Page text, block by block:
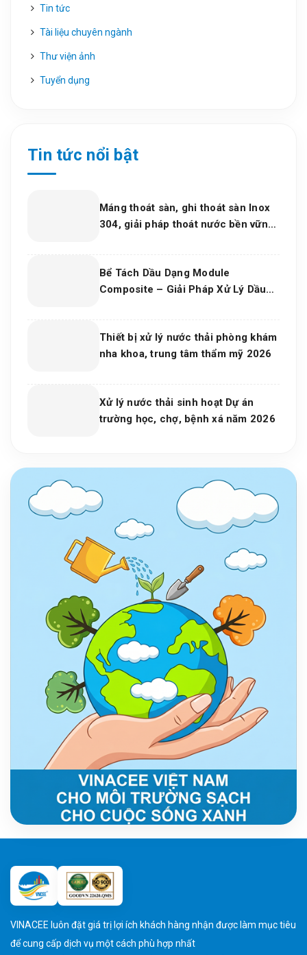
Tin tức
Tài liệu chuyên ngành
Thư viện ảnh
Tuyển dụng
Tin tức nổi bật
Máng thoát sàn, ghi thoát sàn Inox
304, giải pháp thoát nước bền vững
Bể Tách Dầu Dạng Module
Composite – Giải Pháp Xử Lý Dầu
Thiết bị xử lý nước thải phòng khám
nha khoa, trung tâm thẩm mỹ 2026
Xử lý nước thải sinh hoạt Dự án
trường học, chợ, bệnh xá năm 2026
VINACEE luôn đặt giá trị lợi ích khách hàng nhận được làm mục tiêu
để cung cấp dịch vụ một cách phù hợp nhất